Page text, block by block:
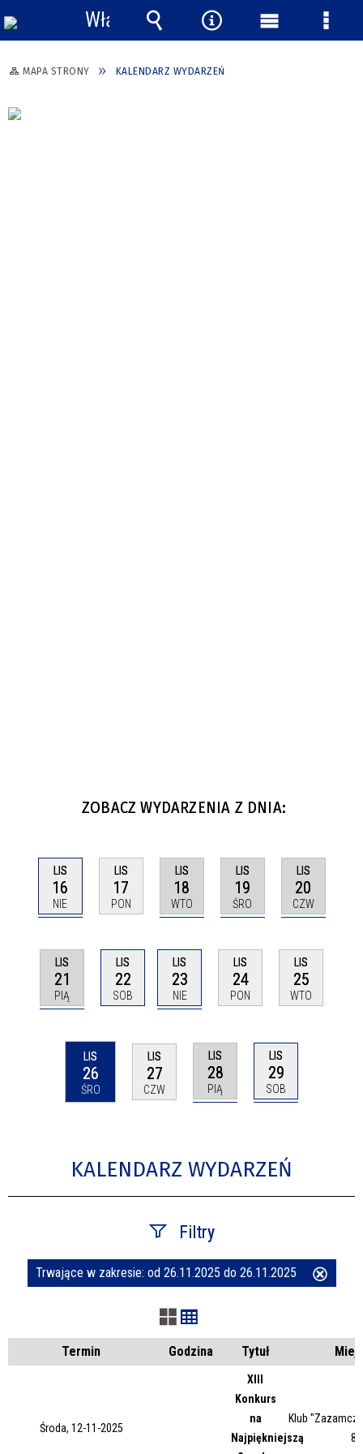
MAPA STRONY KALENDARZ WYDARZEŃ
ZOBACZ WYDARZENIA Z DNIA:
LIS
16
NIE
LIS
17
PON
LIS
18
WTO
LIS
19
ŚRO
LIS
20
CZW
LIS
21
PIĄ
LIS
22
SOB
LIS
23
NIE
LIS
24
PON
LIS
25
WTO
LIS
26
ŚRO
LIS
27
CZW
LIS
28
PIĄ
LIS
29
SOB
KALENDARZ WYDARZEŃ
Filtry
Szukana fraza
Kategoria
Trwające w zakresie: od 26.11.2025 do 26.11.2025
Termin Godzina Tytuł
Środa, 12-11-2025
XIII
Konkurs
na
Najpiękniejszą
Klub
87
Włącz
powiadomienia
Wyszukiwarka
Narzędzia
Menu Menu